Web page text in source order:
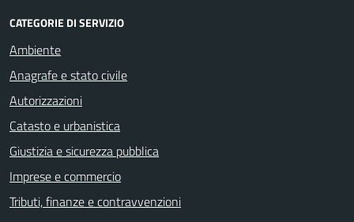
CATEGORIE DI SERVIZIO
Ambiente
Anagrafe e stato civile
Autorizzazioni
Catasto e urbanistica
Giustizia e sicurezza pubblica
Imprese e commercio
Tributi, finanze e contravvenzioni